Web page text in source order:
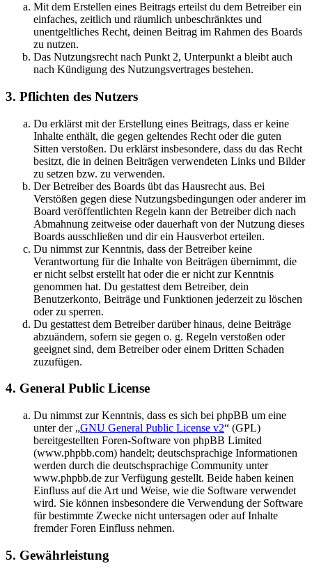
Mit dem Erstellen eines Beitrags erteilst du dem Betreiber ein
einfaches, zeitlich und räumlich unbeschränktes und
unentgeltliches Recht, deinen Beitrag im Rahmen des Boards
zu nutzen.
Das Nutzungsrecht nach Punkt 2, Unterpunkt a bleibt auch
nach Kündigung des Nutzungsvertrages bestehen.
3. Pflichten des Nutzers
Du erklärst mit der Erstellung eines Beitrags, dass er keine
Inhalte enthält, die gegen geltendes Recht oder die guten
Sitten verstoßen. Du erklärst insbesondere, dass du das Recht
besitzt, die in deinen Beiträgen verwendeten Links und Bilder
zu setzen bzw. zu verwenden.
Der Betreiber des Boards übt das Hausrecht aus. Bei
Verstößen gegen diese Nutzungsbedingungen oder anderer im
Board veröffentlichten Regeln kann der Betreiber dich nach
Abmahnung zeitweise oder dauerhaft von der Nutzung dieses
Boards ausschließen und dir ein Hausverbot erteilen.
Du nimmst zur Kenntnis, dass der Betreiber keine
Verantwortung für die Inhalte von Beiträgen übernimmt, die
er nicht selbst erstellt hat oder die er nicht zur Kenntnis
genommen hat. Du gestattest dem Betreiber, dein
Benutzerkonto, Beiträge und Funktionen jederzeit zu löschen
oder zu sperren.
Du gestattest dem Betreiber darüber hinaus, deine Beiträge
abzuändern, sofern sie gegen o. g. Regeln verstoßen oder
geeignet sind, dem Betreiber oder einem Dritten Schaden
zuzufügen.
4. General Public License
Du nimmst zur Kenntnis, dass es sich bei phpBB um eine
unter der „GNU General Public License v2“ (GPL)
bereitgestellten Foren-Software von phpBB Limited
(www.phpbb.com) handelt; deutschsprachige Informationen
werden durch die deutschsprachige Community unter
www.phpbb.de zur Verfügung gestellt. Beide haben keinen
Einfluss auf die Art und Weise, wie die Software verwendet
wird. Sie können insbesondere die Verwendung der Software
für bestimmte Zwecke nicht untersagen oder auf Inhalte
fremder Foren Einfluss nehmen.
5. Gewährleistung